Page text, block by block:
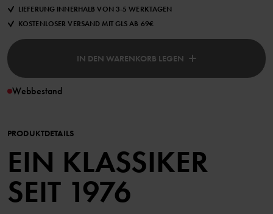
LIEFERUNG INNERHALB VON 3-5 WERKTAGEN
KOSTENLOSER VERSAND MIT GLS AB 69€
IN DEN WARENKORB LEGEN
Webbestand
PRODUKTDETAILS
EIN KLASSIKER
SEIT 1976